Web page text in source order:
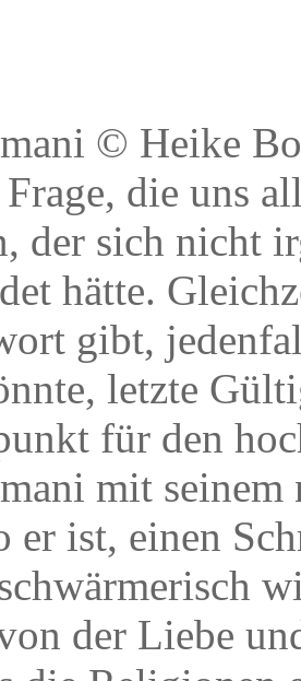
© Heike
Frage, die uns
der sich nicht
hätte.
gibt,
letzte
für den
mit seinem
er ist, einen
der Liebe